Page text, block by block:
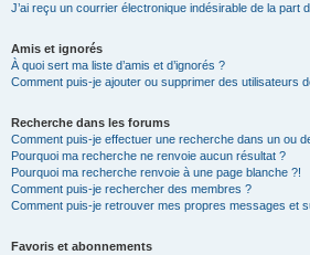
J’ai reçu un courrier électronique indésirable de la part
Amis et ignorés
À quoi sert ma liste d’amis et d’ignorés ?
Comment puis-je ajouter ou supprimer des utilisateurs
Recherche dans les forums
Comment puis-je effectuer une recherche dans un ou
Pourquoi ma recherche ne renvoie aucun résultat ?
Pourquoi ma recherche renvoie à une page blanche ?!
Comment puis-je rechercher des membres ?
Comment puis-je retrouver mes propres messages et
Favoris et abonnements